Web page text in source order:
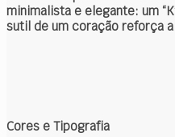
minimalista e elegante: um
sutil de um coração reforça
Cores e Tipografia